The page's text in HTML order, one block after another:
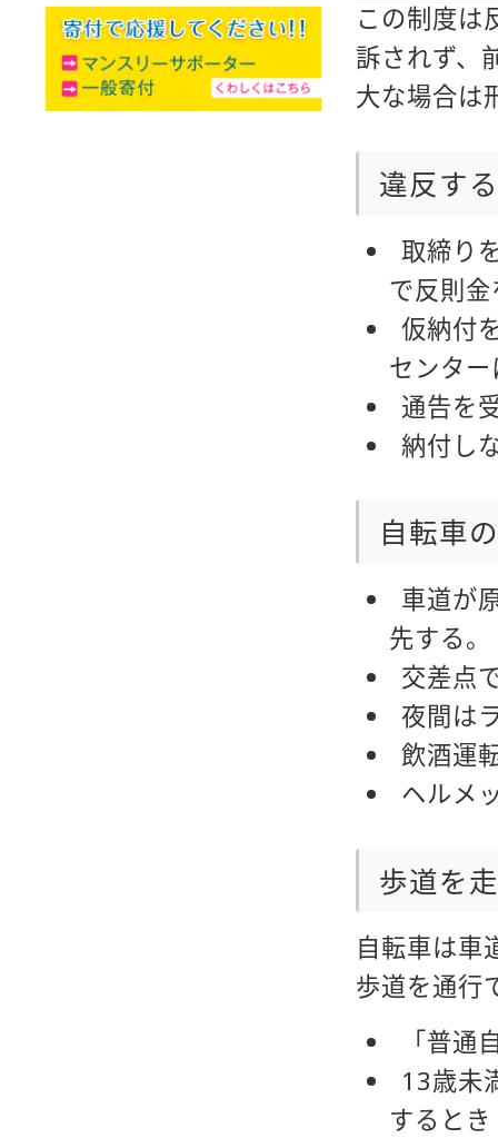
この制度は
訴されず、
大な場合は
違反す
取締り
で反則
仮納付
センタ
通告を
納付し
自転車
車道が
先する。
交差点
夜間は
飲酒運
ヘルメ
歩道を
自転車は車
歩道を通行
「普
13歳未
するとき